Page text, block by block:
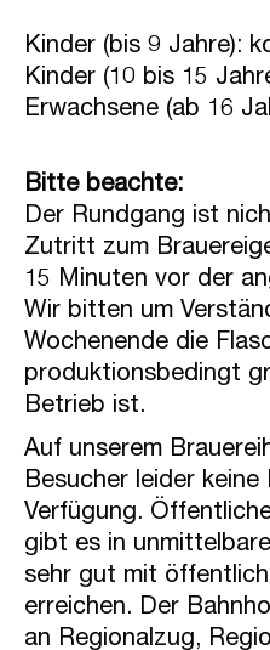
Kinder (bis 9 Jahre):
Kinder (10 bis 15
Erwachsene (ab 16
Bitte beachte:
Der Rundgang ist
Zutritt zum
15 Minuten vor der
Wir bitten um
Wochenende die
produktionsbedingt
Betrieb ist.
Auf unserem
Besucher leider
Verfügung.
gibt es in
sehr gut mit
erreichen. Der
an Regionalzug,